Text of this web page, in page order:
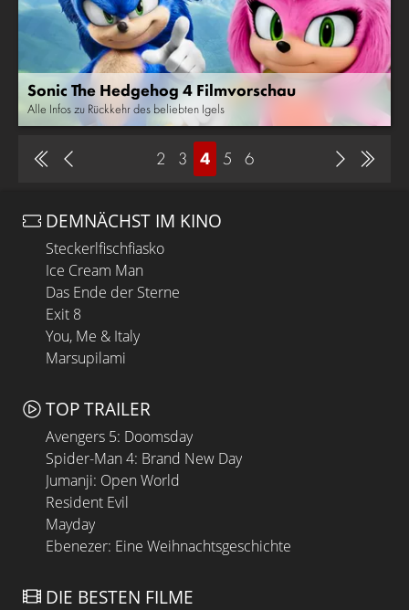
Sonic The Hedgehog 4 Filmvorschau
Alle Infos zu Rückkehr des beliebten Igels
2 3 4 5 6
DEMNÄCHST IM KINO
Steckerlfischfiasko
Ice Cream Man
Das Ende der Sterne
Exit 8
You, Me & Italy
Marsupilami
TOP TRAILER
Avengers 5: Doomsday
Spider-Man 4: Brand New Day
Jumanji: Open World
Resident Evil
Mayday
Ebenezer: Eine Weihnachtsgeschichte
DIE BESTEN FILME